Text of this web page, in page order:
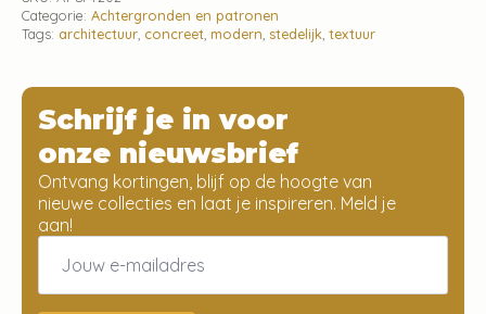
Categorie: Achtergronden en patronen
Tags: architectuur concreet modern stedelijk textuur
Schrijf je in voor
onze nieuwsbrief
Ontvang kortingen, blijf op de hoogte van
nieuwe collecties en laat je inspireren. Meld je
aan!
Email